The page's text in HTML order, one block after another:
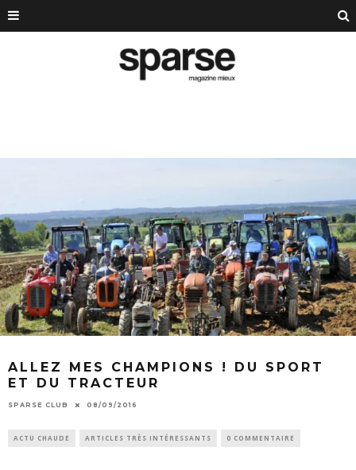
ALLEZ MES CHAMPIONS ! DU SPORT
ET DU TRACTEUR
SPARSE CLUB 08/09/2016
ACTU CHAUDE ARTICLES TRÈS INTÉRESSANTS 0 COMMENTAIRE